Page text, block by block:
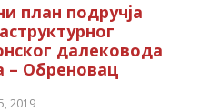
план подручја
далековода
– Обреновац
2019